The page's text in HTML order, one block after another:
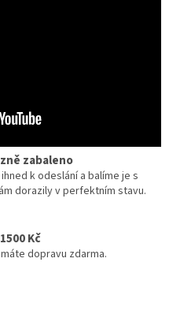
zabaleno
k odeslání a balíme je s
dorazily v perfektním stavu.
Kč
dopravu zdarma.